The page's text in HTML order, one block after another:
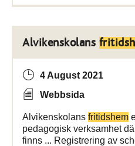
Alvikenskolans
4 August 2021
Webbsida
Alvikenskolans fritidshem
pedagogisk verksamhet
finns ... Registrering av